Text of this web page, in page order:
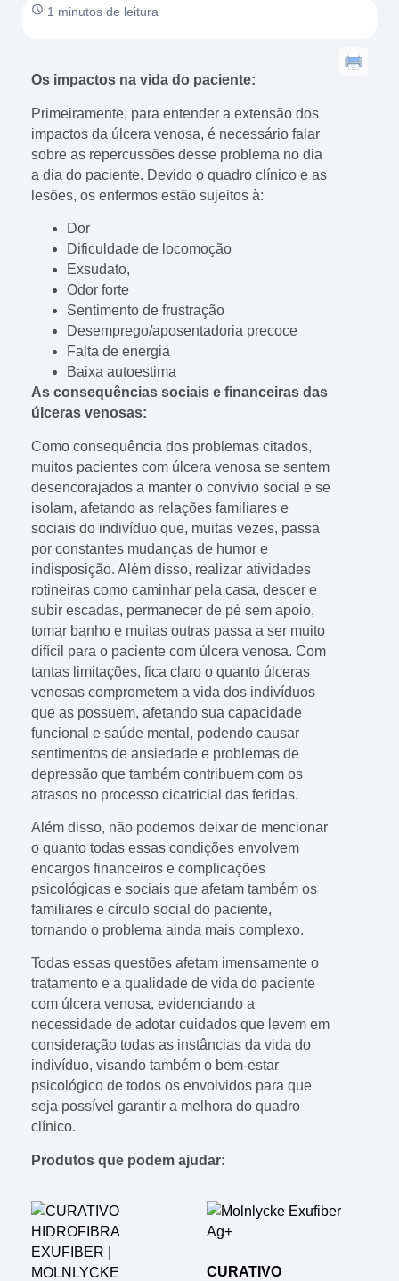
1 minutos de leitura
Os impactos na vida do paciente:
Primeiramente, para entender a extensão dos
impactos da úlcera venosa, é necessário falar
sobre as repercussões desse problema no dia
a dia do paciente. Devido o quadro clínico e as
lesões, os enfermos estão sujeitos à:
Dor
Dificuldade de locomoção
Exsudato,
Odor forte
Sentimento de frustração
Desemprego/aposentadoria precoce
Falta de energia
Baixa autoestima
As consequências sociais e financeiras das
úlceras venosas:
Como consequência dos problemas citados,
muitos pacientes com úlcera venosa se sentem
desencorajados a manter o convívio social e se
isolam, afetando as relações familiares e
sociais do indivíduo que, muitas vezes, passa
por constantes mudanças de humor e
indisposição. Além disso, realizar atividades
rotineiras como caminhar pela casa, descer e
subir escadas, permanecer de pé sem apoio,
tomar banho e muitas outras passa a ser muito
difícil para o paciente com úlcera venosa. Com
tantas limitações, fica claro o quanto úlceras
venosas comprometem a vida dos indivíduos
que as possuem, afetando sua capacidade
funcional e saúde mental, podendo causar
sentimentos de ansiedade e problemas de
depressão que também contribuem com os
atrasos no processo cicatricial das feridas.
Além disso, não podemos deixar de mencionar
o quanto todas essas condições envolvem
encargos financeiros e complicações
psicológicas e sociais que afetam também os
familiares e círculo social do paciente,
tornando o problema ainda mais complexo.
Todas essas questões afetam imensamente o
tratamento e a qualidade de vida do paciente
com úlcera venosa, evidenciando a
necessidade de adotar cuidados que levem em
consideração todas as instâncias da vida do
indivíduo, visando também o bem-estar
psicológico de todos os envolvidos para que
seja possível garantir a melhora do quadro
clínico.
Produtos que podem ajudar:
CURATIVO